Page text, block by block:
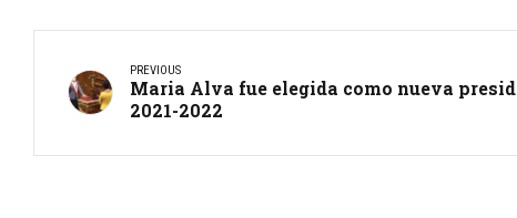
PREVIOUS
Maria Alva fue elegida como nueva
2021-2022